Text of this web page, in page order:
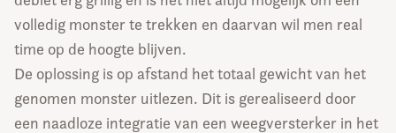
volledig monster te trekken en daarvan wil men real
time op de hoogte blijven.
De oplossing is op afstand het totaal gewicht van het
genomen monster uitlezen. Dit is gerealiseerd door
een naadloze integratie van een weegversterker in het